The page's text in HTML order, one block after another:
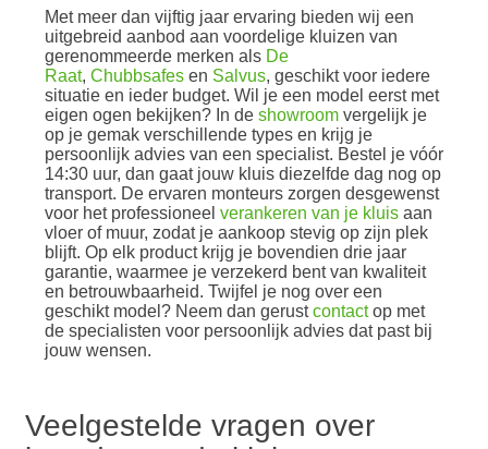
Met meer dan vijftig jaar ervaring bieden wij een
uitgebreid aanbod aan voordelige kluizen van
gerenommeerde merken als De
Raat, Chubbsafes en Salvus, geschikt voor iedere
situatie en ieder budget. Wil je een model eerst met
eigen ogen bekijken? In de showroom vergelijk je
op je gemak verschillende types en krijg je
persoonlijk advies van een specialist. Bestel je vóór
14:30 uur, dan gaat jouw kluis diezelfde dag nog op
transport. De ervaren monteurs zorgen desgewenst
voor het professioneel verankeren van je kluis aan
vloer of muur, zodat je aankoop stevig op zijn plek
blijft. Op elk product krijg je bovendien drie jaar
garantie, waarmee je verzekerd bent van kwaliteit
en betrouwbaarheid. Twijfel je nog over een
geschikt model? Neem dan gerustcontact op met
de specialisten voor persoonlijk advies dat past bij
jouw wensen.
Veelgestelde vragen over